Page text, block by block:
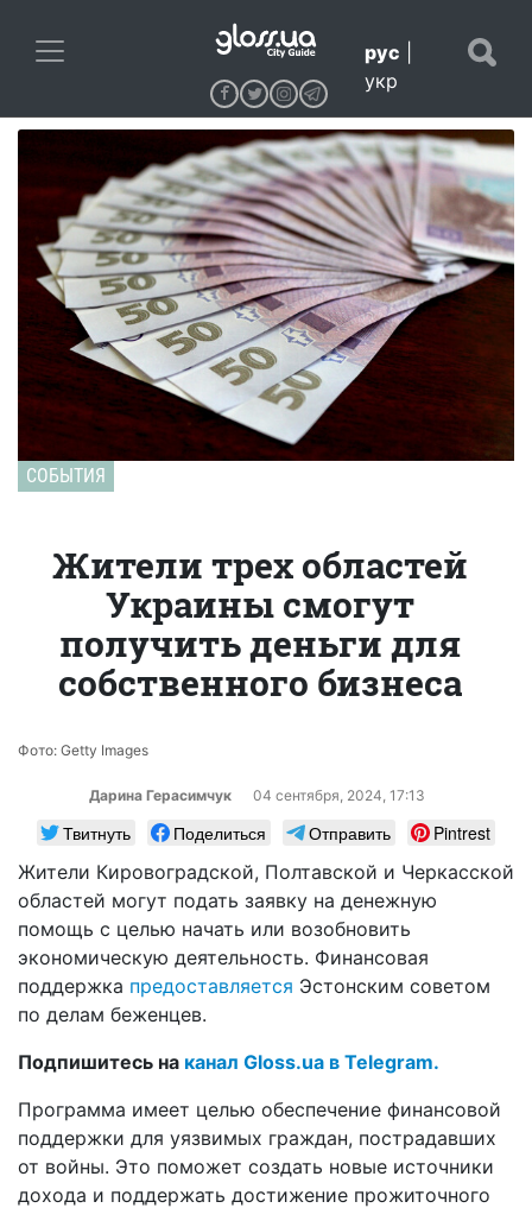
рус
укр
СОБЫТИЯ
Жители трех областей
Украины смогут
получить деньги для
собственного бизнеса
Фото: Getty Images
Дарина Герасимчук 04 сентября, 2024, 17:13
Твитнуть Поделиться Отправить
Pintrest
Жители Кировоградской, Полтавской и Черкасской
областей могут подать заявку на денежную
помощь с целью начать или возобновить
экономическую деятельность. Финансовая
поддержка предоставляется Эстонским советом
по делам беженцев.
Подпишитесь на канал Gloss.ua в Telegram.
Программа имеет целью обеспечение финансовой
поддержки для уязвимых граждан, пострадавших
от войны. Это поможет создать новые источники
дохода и поддержать достижение прожиточного